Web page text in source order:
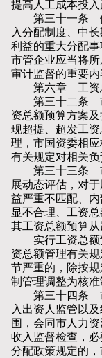
提高人工成本投入
第三十一条 健
入分配制度、中
利益的重大分配事
市管企业应当将
审计监督的重要内
第六章 工资
第三十二条 市
资总额预算方案
现超提、超发工
理，市国资委相
有关规定对相关负
第三十三条 市
展动态评估，对
益严重不匹配、
显不合理、工资
其工资总额预算从
实行工资总额
资总额管理有关
节严重的，除按
制管理调整为核准
第三十四条 市
入出资人监管以
围，会同市人力
收入监督检查，
分配政策规定的